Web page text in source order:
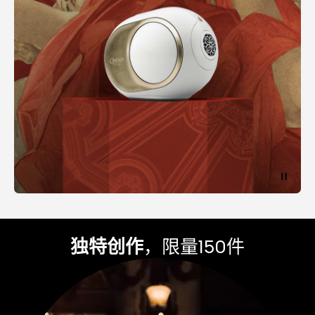
独特创作，限量150件